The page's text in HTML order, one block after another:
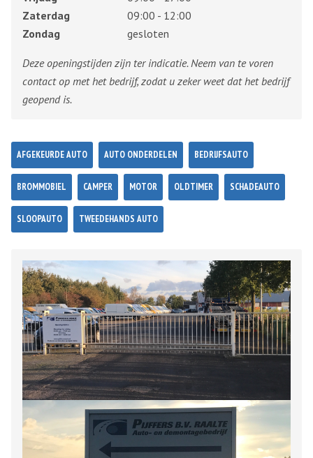
Zaterdag
09:00 - 12:00
Zondag
gesloten
Deze openingstijden zijn ter indicatie. Neem van te voren
contact op met het bedrijf, zodat u zeker weet dat het bedrijf
geopend is.
AFGEKEURDE AUTO AUTO ONDERDELEN BEDRIJFSAUTO
BROMMOBIEL CAMPER MOTOR OLDTIMER SCHADEAUTO
SLOOPAUTO TWEEDEHANDS AUTO